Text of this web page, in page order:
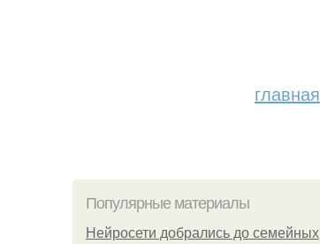
главная
Популярные материалы
Нейросети добрались до семейных